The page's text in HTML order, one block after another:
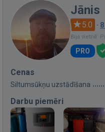
Jānis
5.0 ·
Bija vietnē:
PRO
Cenas
Siltumsūkņu uzstādīšana
Darbu piemēri